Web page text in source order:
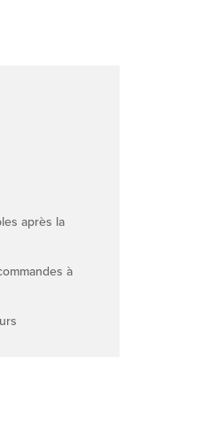
après la
à